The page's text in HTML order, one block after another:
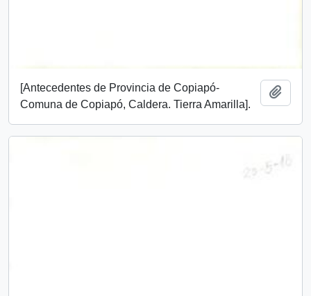
[Antecedentes de Provincia de Copiapó-
Comuna de Copiapó, Caldera. Tierra Amarilla].